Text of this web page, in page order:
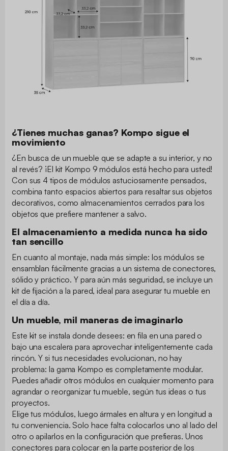
¿Tienes muchas ganas? Kompo sigue el
movimiento
¿En busca de un mueble que se adapte a su interior, y no
al revés? ¡El kit Kompo 9 módulos está hecho para usted!
Con sus 4 tipos de módulos astuciosamente pensados,
combina tanto espacios abiertos para resaltar sus objetos
decorativos, como almacenamientos cerrados para los
objetos que prefiere mantener a salvo.
El almacenamiento a medida nunca ha sido
tan sencillo
En cuanto al montaje, nada más simple: los módulos se
ensamblan fácilmente gracias a un sistema de conectores,
sólido y práctico. Y para aún más seguridad, se incluye un
kit de fijación a la pared, ideal para asegurar tu mueble en
el día a día.
Un mueble, mil maneras de imaginarlo
Este kit se instala donde desees: en fila en una pared o
bajo una escalera para aprovechar inteligentemente cada
rincón. Y si tus necesidades evolucionan, no hay
problema: la gama Kompo es completamente modular.
Puedes añadir otros módulos en cualquier momento para
agrandar o reorganizar tu mueble, según tus ideas o tus
proyectos.
Elige tus módulos, luego ármales en altura y en longitud a
tu conveniencia. Solo hace falta colocarlos uno al lado del
otro o apilarlos en la configuración que prefieras. Unos
conectores para colocar en la parte posterior de los